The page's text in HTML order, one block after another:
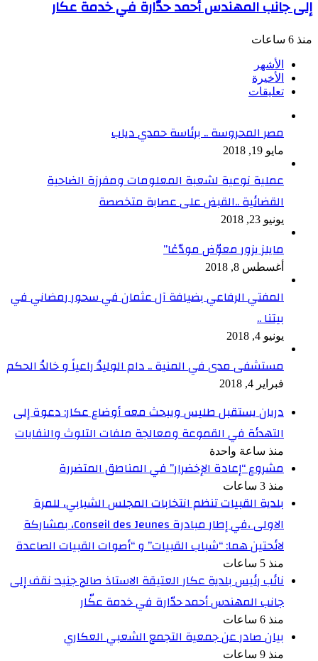
إلى جانب المهندس أحمد حدّارة في خدمة عكّار
منذ 6 ساعات
الأشهر
الأخيرة
تعليقات
مصر المحروسة .. برئاسة حمدي دياب
مايو 19, 2018
عملية نوعية لشعبة المعلومات ومفرزة الضاحية
القضائية ..القبض على عصابة متخصصة
يونيو 23, 2018
مايلز يزور معوّض مودّعًا”
أغسطس 8, 2018
المفتي الرفاعي بضيافة آل عثمان في سحور رمضاني في
بيتنا ..
يونيو 4, 2018
مستشفى مدى في المنية .. دام الوليدُ راعياً و خالدُ الحكم
فبراير 4, 2018
دريان يستقبل طليس ويبحث معه أوضاع عكار: دعوة إلى
التهدئة في القموعة ومعالجة ملفات التلوث والنفايات
منذ ساعة واحدة
مشروع “إعادة الإخضرار” في المناطق المتضررة
منذ 3 ساعات
بلدية القبيات تنظم انتخابات المجلس الشبابي، للمرة
الاولى ،في إطار مبادرة Conseil des Jeunes، بمشاركة
لائحتين هما: “شباب القبيات” و “أصوات القبيات الصاعدة
منذ 5 ساعات
نائب رئيس بلدية عكار العتيقة الاستاذ صالح جنيد: نقف إلى
جانب المهندس أحمد حدّارة في خدمة عكّار
منذ 6 ساعات
بيان صادر عن جمعية التجمع الشعبي العكاري
منذ 9 ساعات